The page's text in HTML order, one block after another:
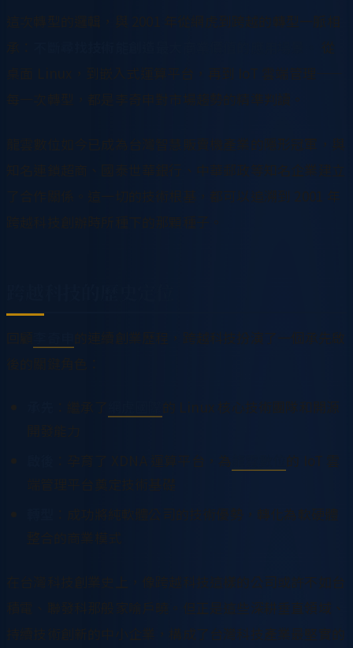
的連續創業歷程，跨越科技扮演了一個承先啟
的 Linux 核心技術團隊和開源
的 IoT 雲
：成功將純軟體公司的技術優勢，轉化為軟硬體
在台灣科技創業史上，像跨越科技這樣的公司或許不如台
積電、聯發科那般家喻戶曉。但正是這些深耕垂直領域、
持續技術創新的中小企業，構成了台灣科技產業最堅實的